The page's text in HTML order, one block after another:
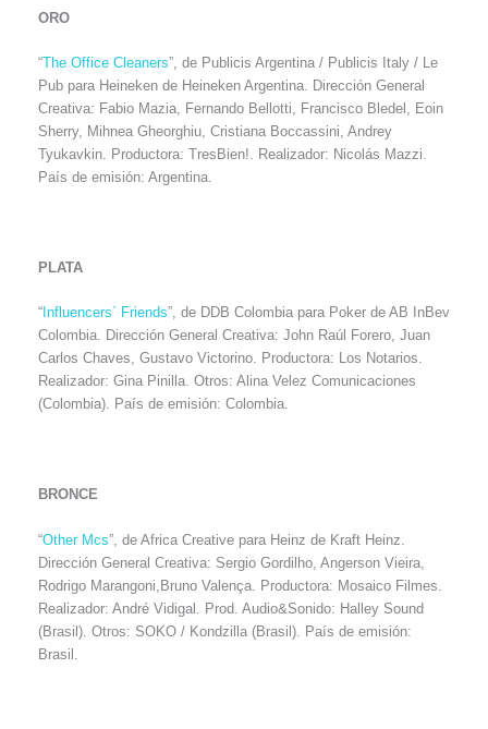
ORO
“The Office Cleaners”, de Publicis Argentina / Publicis Italy / Le
Pub para Heineken de Heineken Argentina. Dirección General
Creativa: Fabio Mazia, Fernando Bellotti, Francisco Bledel, Eoin
Sherry, Mihnea Gheorghiu, Cristiana Boccassini, Andrey
Tyukavkin. Productora: TresBien!. Realizador: Nicolás Mazzi.
País de emisión: Argentina.
PLATA
“ Influencers´ Friends”, de DDB Colombia para Poker de AB InBev
Colombia. Dirección General Creativa: John Raúl Forero, Juan
Carlos Chaves, Gustavo Victorino. Productora: Los Notarios.
Realizador: Gina Pinilla. Otros: Alina Velez Comunicaciones
(Colombia). País de emisión: Colombia.
BRONCE
“Other Mcs”, de Africa Creative para Heinz de Kraft Heinz.
Dirección General Creativa: Sergio Gordilho, Angerson Vieira,
Rodrigo Marangoni,Bruno Valença. Productora: Mosaico Filmes.
Realizador: André Vidigal. Prod. Audio&Sonido: Halley Sound
(Brasil). Otros: SOKO / Kondzilla (Brasil). País de emisión:
Brasil.